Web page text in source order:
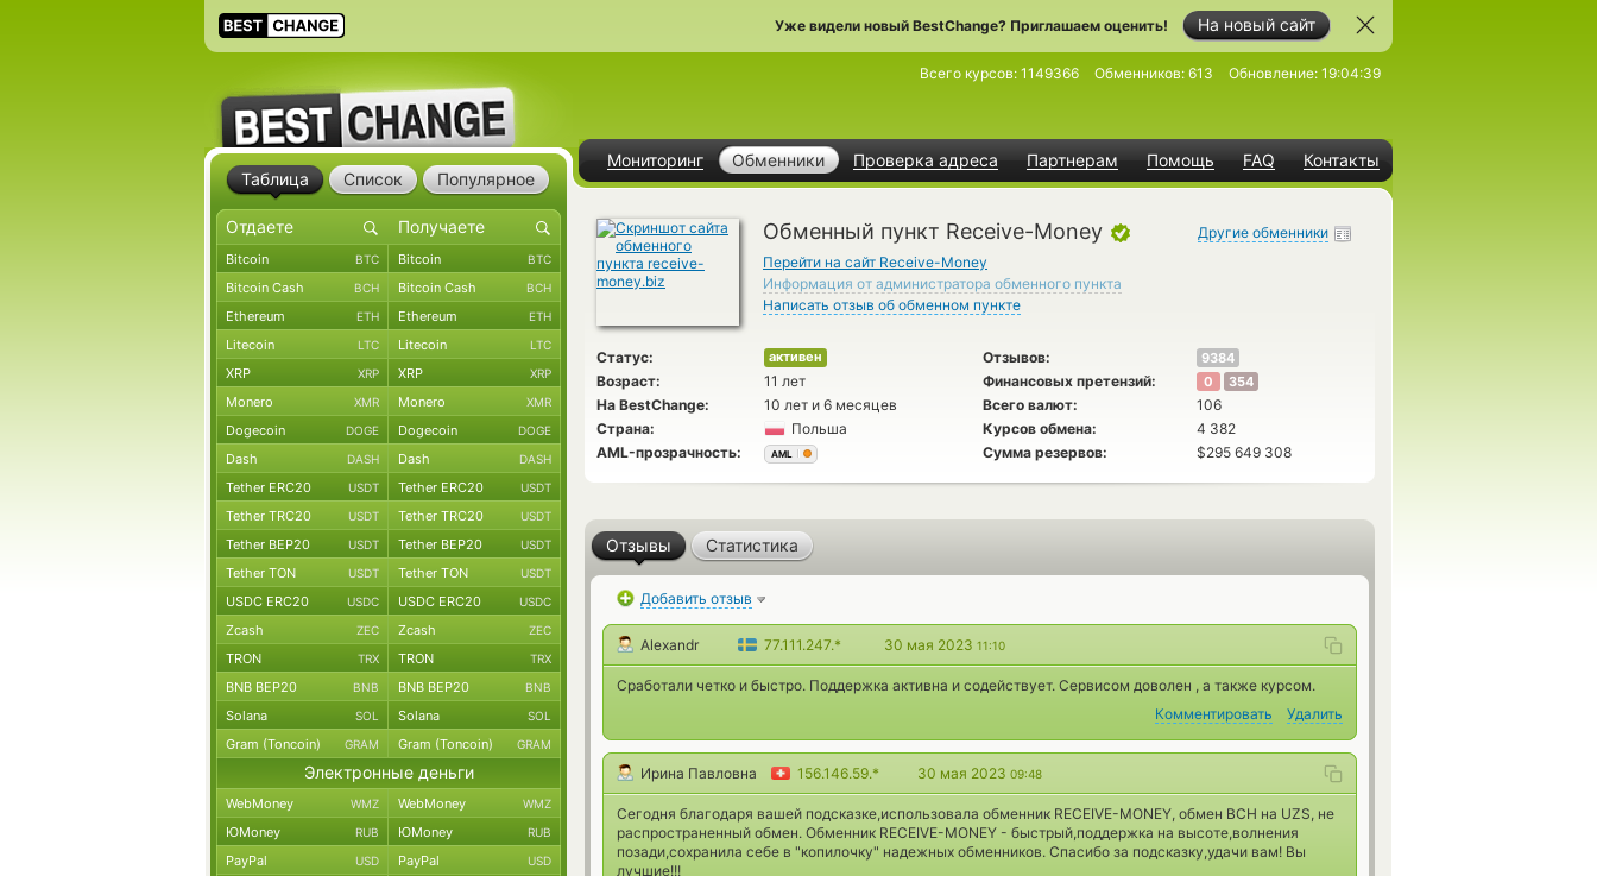
На новый сайт
Уже видели новый BestChange? Приглашаем оценить!
Мониторинг Обменники Проверка адреса Партнерам Помощь FAQ Контакты
Всего курсов: 1149366 Обменников: 613 Обновление: 19:04:39
Обменный пункт Receive-Money
Перейти на сайт Receive-Money
Информация от администратора обменного пункта
Написать отзыв об обменном пункте
Другие обменники
Статус: активен Отзывов: 9384
Возраст: 11 лет Финансовых претензий: 0 354
На BestChange: 10 лет и 6 месяцев Всего валют:
106
Страна:
Польша Курсов обмена:
4 382
AML-прозрачность:
AML Сумма резервов: $295 649 308
Отзывы Статистика
Добавить отзыв
Alexandr 77.111.247.* 30 мая 2023 11:10
Сработали четко и быстро. Поддержка активна и содействует. Сервисом доволен , а также курсом.
Комментировать
Удалить
Ирина Павловна 156.146.59.* 30 мая 2023 09:48
Сегодня благодаря вашей подсказке,использовала обменник RECEIVE-MONEY, обмен BCH на UZS, не
распространенный обмен. Обменник RECEIVE-MONEY - быстрый,поддержка на высоте,волнения
позади,сохранила себе в "копилочку" надежных обменников. Спасибо за подсказку,удачи вам! Вы
лучшие!!!
Таблица Список Популярное
Bitcoin BTC Bitcoin BTC
Bitcoin Cash BCH Bitcoin Cash BCH
Ethereum ETH Ethereum ETH
Litecoin LTC Litecoin LTC
XRP XRP XRP XRP
Monero XMR Monero XMR
Dogecoin DOGE Dogecoin DOGE
Dash DASH Dash DASH
Tether ERC20 USDT Tether ERC20 USDT
Tether TRC20 USDT Tether TRC20 USDT
Tether BEP20 USDT Tether BEP20 USDT
Tether TON USDT Tether TON USDT
USDC ERC20 USDC USDC ERC20 USDC
Zcash ZEC Zcash ZEC
TRON TRX TRON TRX
BNB BEP20 BNB BNB BEP20 BNB
Solana SOL Solana SOL
Gram (Toncoin) GRAM Gram (Toncoin) GRAM
Электронные деньги
WebMoney WMZ WebMoney WMZ
ЮMoney RUB ЮMoney RUB
PayPal USD PayPal USD